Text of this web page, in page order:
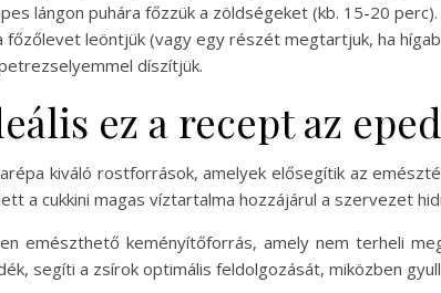
lángon puhára főzzük a zöldségeket (kb. 15-20 perc).
főzőlevet leöntjük (vagy egy részét megtartjuk, ha
díszítjük.
ez a recept az
kiváló rostforrások, amelyek elősegítik az
a cukkini magas víztartalma hozzájárul a szervezet
emészthető keményítőforrás, amely nem terheli
segíti a zsírok optimális feldolgozását, miközben